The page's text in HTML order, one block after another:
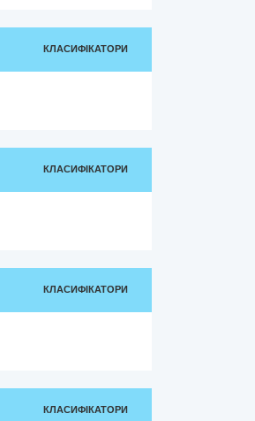
КЛАСИФІКАТОРИ
КЛАСИФІКАТОРИ
КЛАСИФІКАТОРИ
КЛАСИФІКАТОРИ